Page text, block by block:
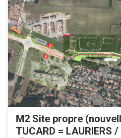
M2 Site propre
TUCARD = LAURIERS /